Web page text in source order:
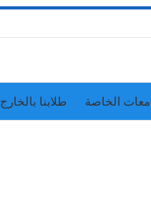
الخاصة طلابنا بالخارج